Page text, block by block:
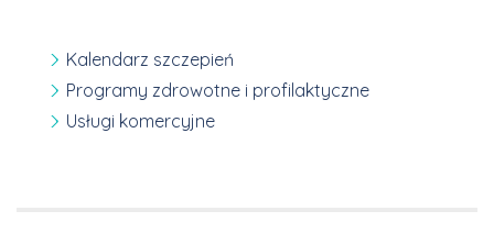
Kalendarz szczepień
Programy zdrowotne i profilaktyczne
Usługi komercyjne